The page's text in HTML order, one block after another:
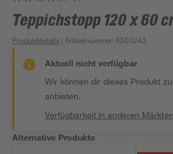
Teppichstopp 120 x 60
Produktdetails | Artikelnummer:6500243
Aktuell nicht verfügbar
Wir können dir dieses Produkt
anbieten.
Verfügbarkeit in anderen Märkten
Alternative Produkte